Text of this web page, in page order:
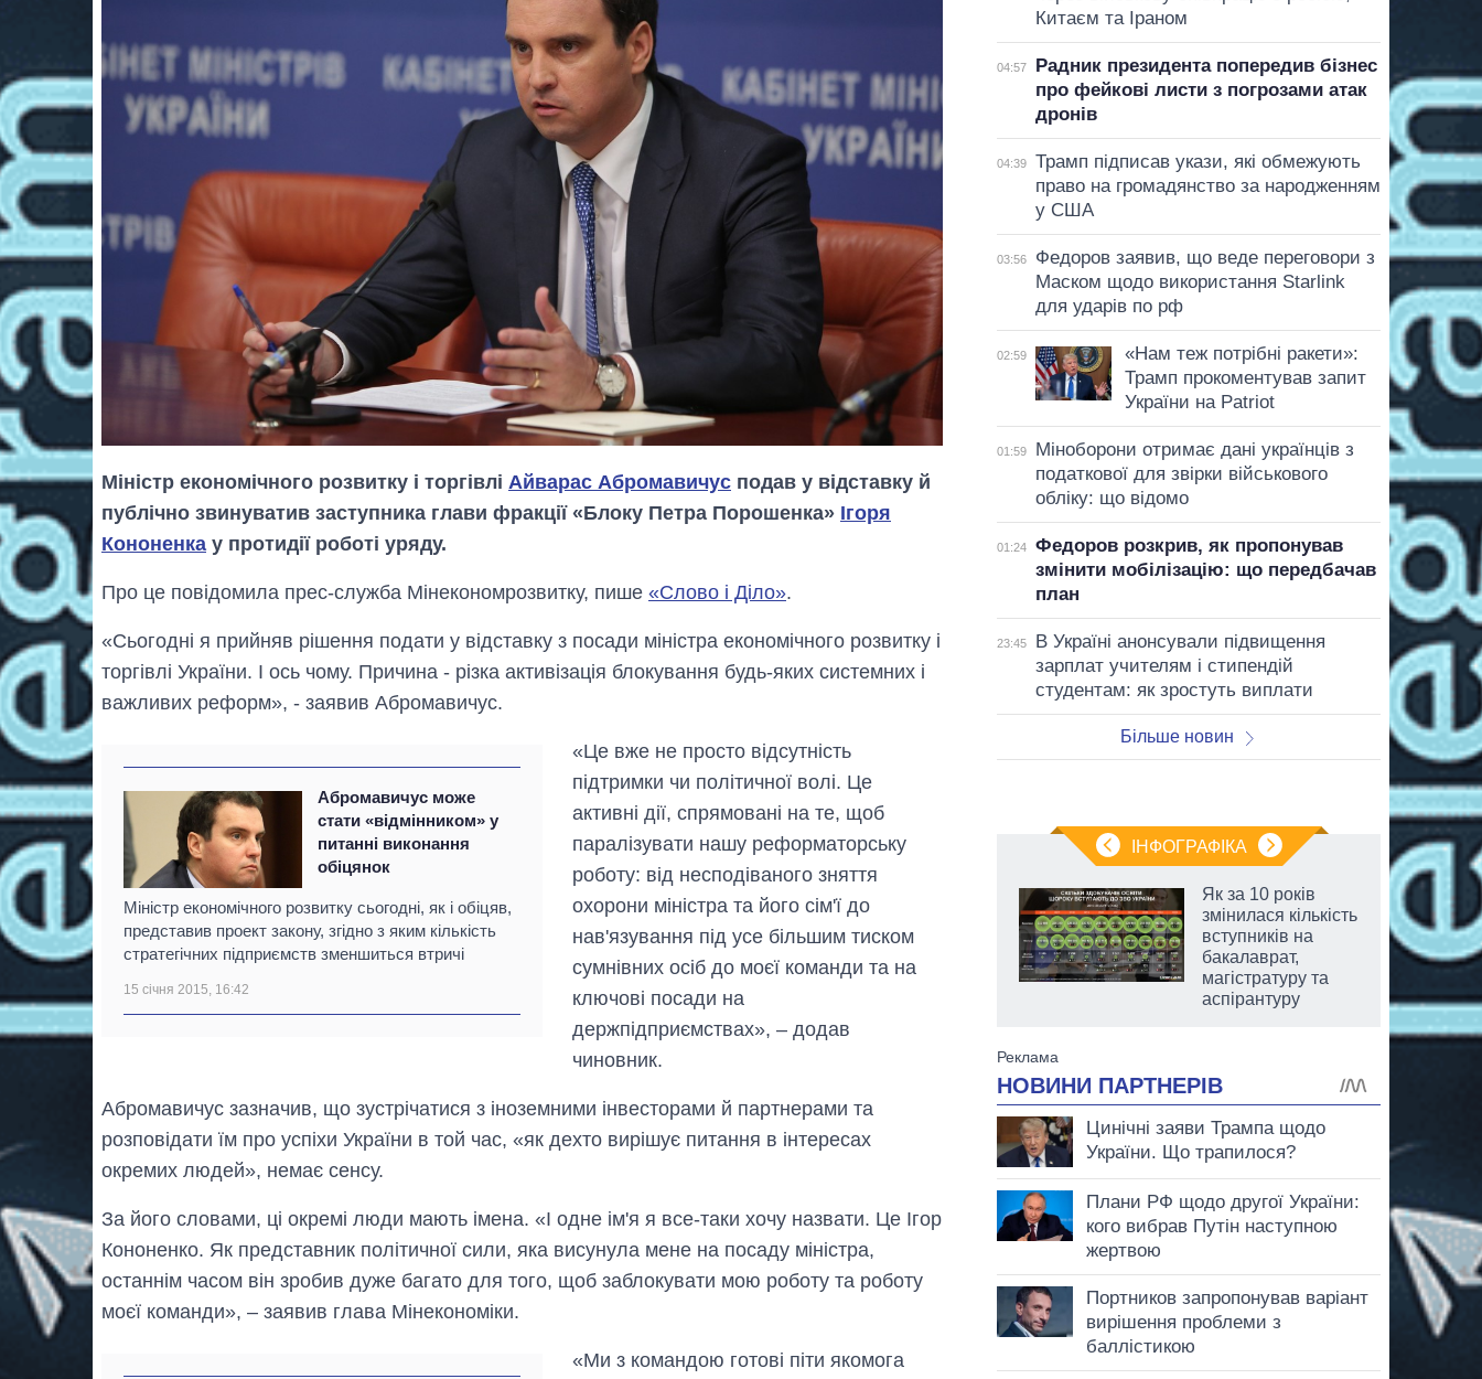
Міністр економічного розвитку і торгівлі Айварас Абромавичус подав у відставку й
публічно звинуватив заступника глави фракції «Блоку Петра Порошенка» Ігоря
Кононенка у протидії роботі уряду.
Про це повідомила прес-служба Мінекономрозвитку, пише «Слово і Діло».
«Сьогодні я прийняв рішення подати у відставку з посади міністра економічного розвитку і
торгівлі України. І ось чому. Причина - різка активізація блокування будь-яких системних і
важливих реформ», - заявив Абромавичус.
Абромавичус може
стати «відмінником» у
питанні виконання
обіцянок
Міністр економічного розвитку сьогодні, як і обіцяв,
представив проект закону, згідно з яким кількість
стратегічних підприємств зменшиться втричі
15 січня 2015, 16:42
«Це вже не просто відсутність
підтримки чи політичної волі. Це
активні дії, спрямовані на те, щоб
паралізувати нашу реформаторську
роботу: від несподіваного зняття
охорони міністра та його сім'ї до
нав'язування під усе більшим тиском
сумнівних осіб до моєї команди та на
ключові посади на
держпідприємствах», – додав
чиновник.
Абромавичус зазначив, що зустрічатися з іноземними інвесторами й партнерами та
розповідати їм про успіхи України в той час, «як дехто вирішує питання в інтересах
окремих людей», немає сенсу.
За його словами, ці окремі люди мають імена. «І одне ім'я я все-таки хочу назвати. Це Ігор
Кононенко. Як представник політичної сили, яка висунула мене на посаду міністра,
останнім часом він зробив дуже багато для того, щоб заблокувати мою роботу та роботу
моєї команди», – заявив глава Мінекономіки.
«Ми з командою готові піти якомога
Китаєм та Іраном
04:57
Радник президента попередив бізнес
про фейкові листи з погрозами атак
дронів
04:39
Трамп підписав укази, які обмежують
право на громадянство за народженням
у США
03:56
Федоров заявив, що веде переговори з
Маском щодо використання Starlink
для ударів по рф
02:59
«Нам теж потрібні ракети»:
Трамп прокоментував запит
України на Patriot
01:59
Міноборони отримає дані українців з
податкової для звірки військового
обліку: що відомо
01:24
Федоров розкрив, як пропонував
змінити мобілізацію: що передбачав
план
23:45
В Україні анонсували підвищення
зарплат учителям і стипендій
студентам: як зростуть виплати
Більше новин
ІНФОГРАФІКА
Скільки картоплі
вирощували в
Україні до і під час
Як за 10 років
змінилася кількість
вступників на
бакалаврат,
магістратуру та
аспірантуру